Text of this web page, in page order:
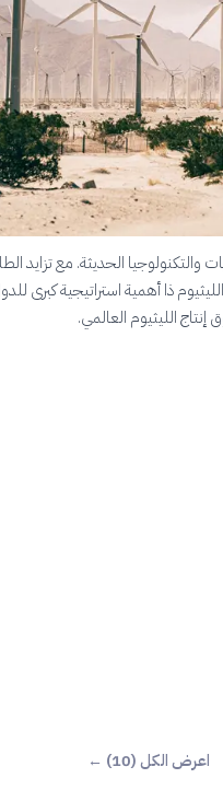
والتكنولوجيا الحديثة. مع تزايد
الليثيوم ذا أهمية استراتيجية كبرى
الليثيوم العالمي.
اعرض الكل (10) ←